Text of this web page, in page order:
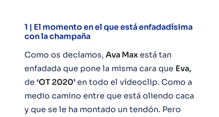
1 | El momento en el que está enfadadísima
con la champaña
Como os decíamos, Ava Maxestá tan
enfadada que pone la misma cara que Eva,
de ‘OT 2020’en todo el vídeoclip. Como a
medio camino entre que está oliendo caca
y que se le ha montado un tendón. Pero